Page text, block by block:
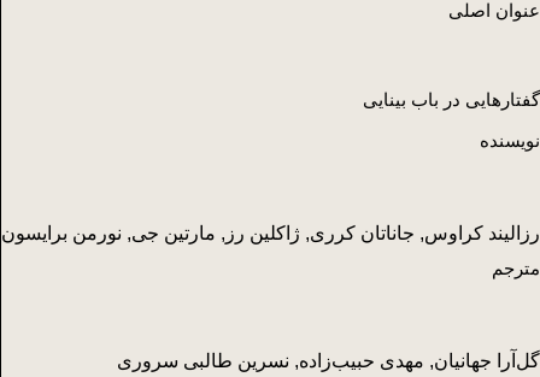
عنوان اصلی
گفتارهایی در باب بینایی
نویسنده
رزالیند کراوس, جاناتان کرری, ژاکلین رز, مارتین جی, نورمن برایسون
مترجم
گل‌آرا جهانیان, مهدی حبیب‌زاده, نسرین طالبی سروری